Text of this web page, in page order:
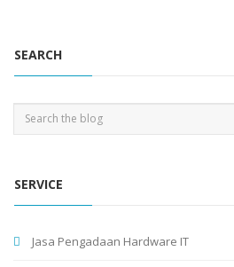
SEARCH
SERVICE
Jasa Pengadaan Hardware IT